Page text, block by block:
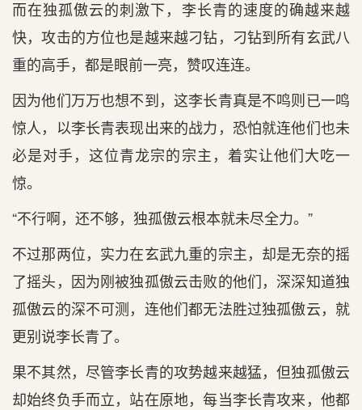
而在独孤傲云的刺激下，李长青的速度的确越来越
快，攻击的方位也是越来越刁钻，刁钻到所有玄武八
重的高手，都是眼前一亮，赞叹连连。
因为他们万万也想不到，这李长青真是不鸣则已一鸣
惊人，以李长青表现出来的战力，恐怕就连他们也未
必是对手，这位青龙宗的宗主，着实让他们大吃一
惊。
“不行啊，还不够，独孤傲云根本就未尽全力。”
不过那两位，实力在玄武九重的宗主，却是无奈的摇
了摇头，因为刚被独孤傲云击败的他们，深深知道独
孤傲云的深不可测，连他们都无法胜过独孤傲云，就
更别说李长青了。
果不其然，尽管李长青的攻势越来越猛，但独孤傲云
却始终负手而立，站在原地，每当李长青攻来，他都